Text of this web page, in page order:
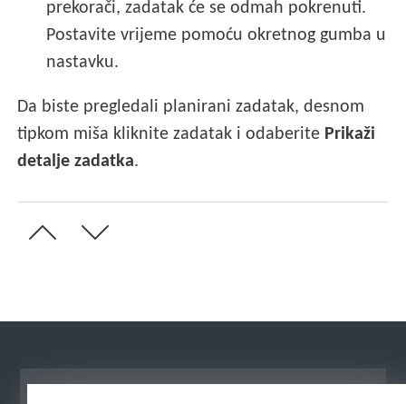
prekorači, zadatak će se odmah pokrenuti.
Postavite vrijeme pomoću okretnog gumba u
nastavku.
Da biste pregledali planirani zadatak, desnom
tipkom miša kliknite zadatak i odaberite Prikaži
detalje zadatka.